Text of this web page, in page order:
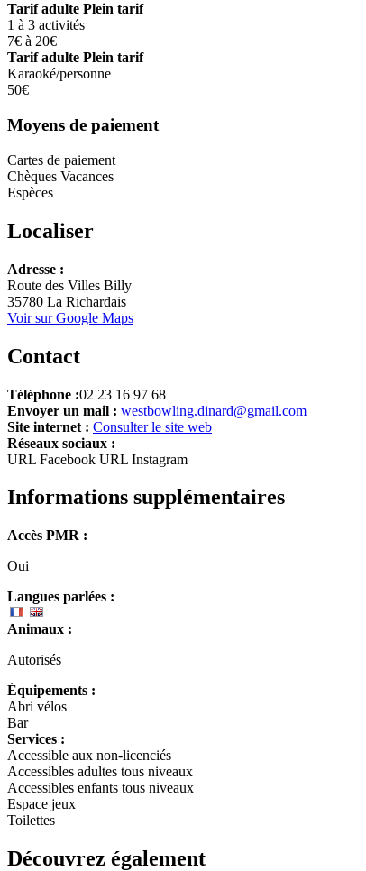
Tarif adulte Plein tarif
1 à 3 activités
7€ à 20€
Tarif adulte Plein tarif
Karaoké/personne
50€
Moyens de paiement
Cartes de paiement
Chèques Vacances
Espèces
Localiser
+
−
Adresse :
Route des Villes Billy
35780 La Richardais
Voir sur Google Maps
Contact
Téléphone :02 23 16 97 68
Envoyer un mail : westbowling.dinard@gmail.com
Site internet : Consulter le site web
Réseaux sociaux :
URL Facebook URL Instagram
Informations supplémentaires
Accès PMR :
Oui
Langues parlées :
Animaux :
Autorisés
Équipements :
Abri vélos
Bar
Services :
Accessible aux non-licenciés
Accessibles adultes tous niveaux
Accessibles enfants tous niveaux
Espace jeux
Toilettes
Découvrez également